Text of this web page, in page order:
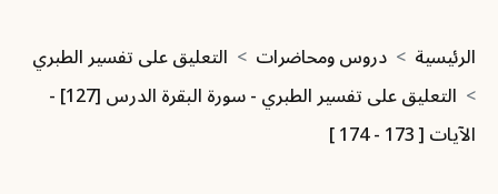
مسار التنقل
الرئيسية دروس ومحاضرات
التعليق على تفسير الطبري
التعليق على تفسير الطبري - سورة البقرة الدرس [127] -
الآيات [ 173 - 174 ]